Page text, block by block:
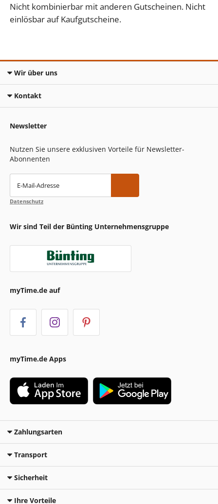
Nicht kombinierbar mit anderen Gutscheinen. Nicht
einlösbar auf Kaufgutscheine.
Wir über uns
Kontakt
Newsletter
Nutzen Sie unsere exklusiven Vorteile für Newsletter-
Abonnenten
E-Mail-Adresse
Datenschutz
Wir sind Teil der Bünting Unternehmensgruppe
myTime.de auf
myTime.de Apps
Zahlungsarten
Transport
Sicherheit
Ihre Vorteile